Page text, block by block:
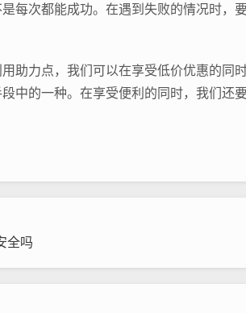
每次都能成功。在遇到失败的情况时，
助力点，我们可以在享受低价优惠的同
中的一种。在享受便利的同时，我们还
全吗